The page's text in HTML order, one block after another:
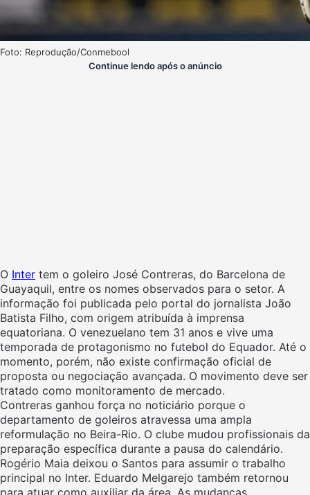
Foto: Reprodução/Conmebool
Continue lendo após o anúncio
O Inter tem o goleiro José Contreras, do Barcelona de
Guayaquil, entre os nomes observados para o setor. A
informação foi publicada pelo portal do jornalista João
Batista Filho, com origem atribuída à imprensa
equatoriana. O venezuelano tem 31 anos e vive uma
temporada de protagonismo no futebol do Equador. Até o
momento, porém, não existe confirmação oficial de
proposta ou negociação avançada. O movimento deve ser
tratado como monitoramento de mercado.
Contreras ganhou força no noticiário porque o
departamento de goleiros atravessa uma ampla
reformulação no Beira-Rio. O clube mudou profissionais da
preparação específica durante a pausa do calendário.
Rogério Maia deixou o Santos para assumir o trabalho
principal no Inter. Eduardo Melgarejo também retornou
para atuar como auxiliar da área. As mudanças